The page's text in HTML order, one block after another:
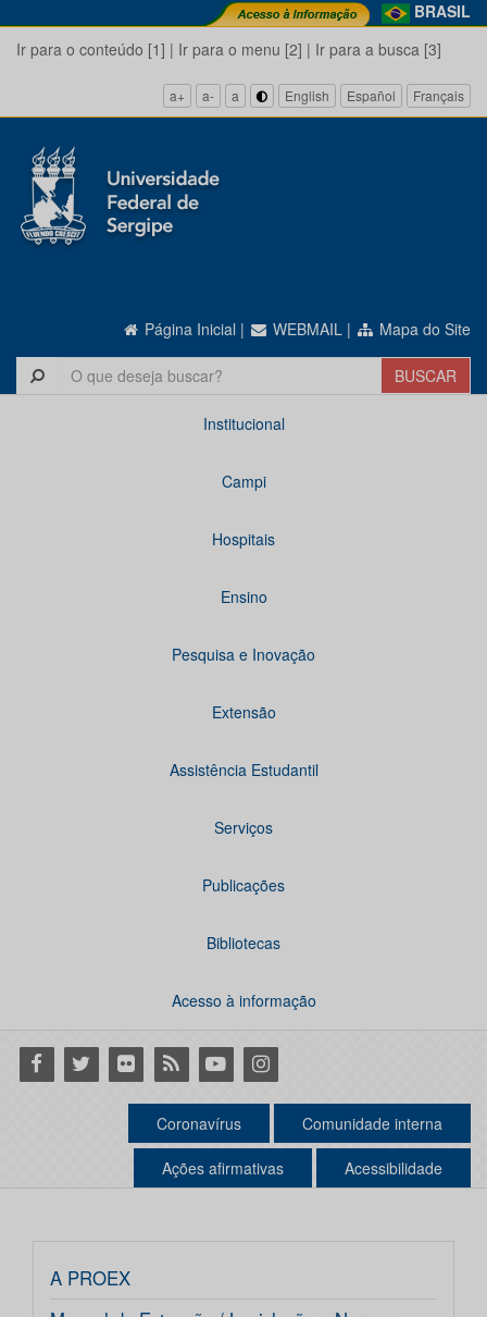
BRASIL
Ir para o conteúdo [1] | Ir para o menu [2] | Ir para a busca [3]
a+ a- a English Español Français
Página Inicial | WEBMAIL | Mapa do Site
Institucional
Campi
Hospitais
Ensino
Pesquisa e Inovação
Extensão
Assistência Estudantil
Serviços
Publicações
Bibliotecas
Acesso à informação
Facebook
Twitter Flickr RSS YoutubeInstagram
Coronavírus Comunidade interna
Ações afirmativas Acessibilidade
A PROEX